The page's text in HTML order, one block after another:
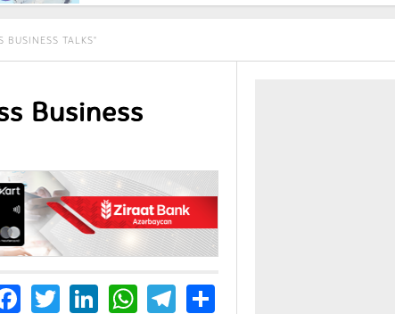
TALKS"
Business
Facebook
TwitterLinkedIn
WhatsApp
Telegram
Share